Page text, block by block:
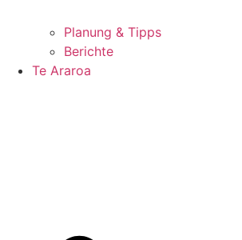
Planung & Tipps
Berichte
Te Araroa